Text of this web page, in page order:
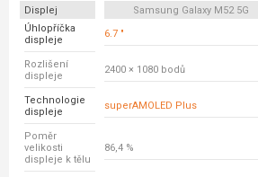
Displej Samsung Galaxy M52 5G
Úhlopříčka
displeje
6.7 "
Rozlišení
displeje
2400 × 1080 bodů
Technologie
displeje
superAMOLED Plus
Poměr
velikosti
displeje k tělu
86,4 %